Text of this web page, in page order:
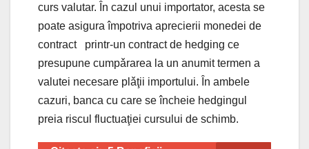
curs valutar. În cazul unui importator, acesta se
poate asigura împotriva aprecierii monedei de
contract printr-un contract de hedging ce
presupune cumpǎrarea la un anumit termen a
valutei necesare plǎţii importului. În ambele
cazuri, banca cu care se încheie hedgingul
preia riscul fluctuaţiei cursului de schimb.